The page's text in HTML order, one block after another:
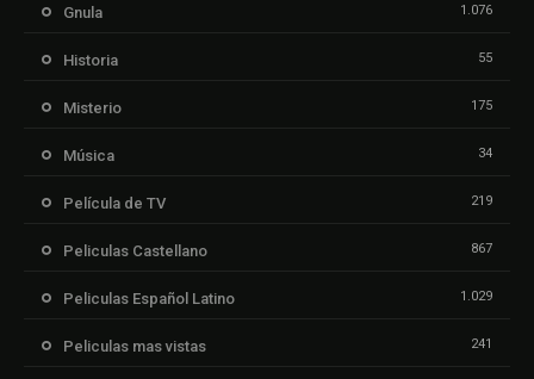
Gnula 1.076
Historia 55
Misterio 175
Música 34
Película de TV 219
Peliculas Castellano 867
Peliculas Español Latino 1.029
Peliculas mas vistas 241